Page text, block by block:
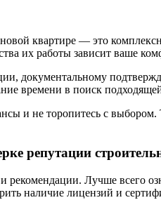
квартире — это
их работы зависит ваше
документальному
времени в поиск
и не торопитесь с
репутации
Лучше всего
наличие лицензий и